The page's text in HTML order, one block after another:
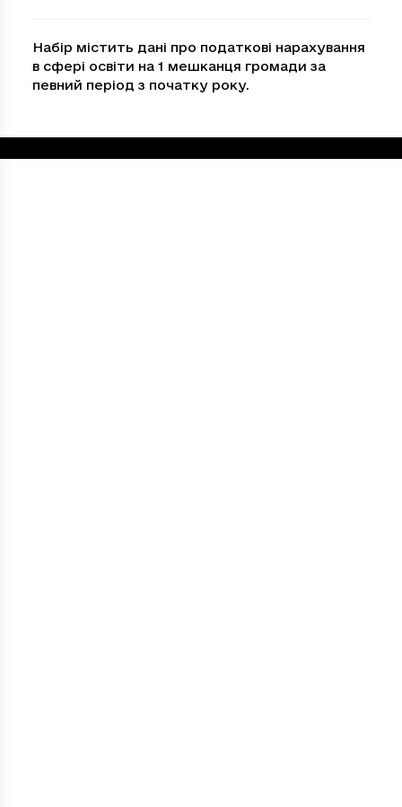
Набір містить дані про податкові нарахування
в сфері освіти на 1 мешканця громади за
певний період з початку року.